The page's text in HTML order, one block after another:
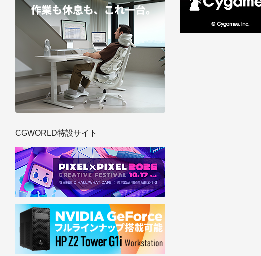
CGWORLD特設サイト